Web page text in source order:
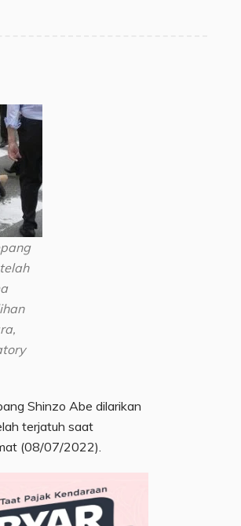
Shinzo Abe dilarikan
terjatuh saat
(08/07/2022).